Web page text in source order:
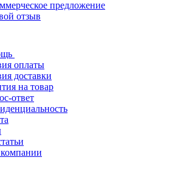
предложение
отзыв
оплаты
доставки
на товар
ответ